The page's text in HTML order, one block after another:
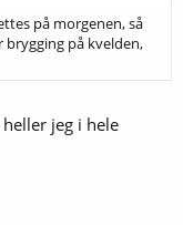
på morgenen, så
på kvelden,
jeg i hele